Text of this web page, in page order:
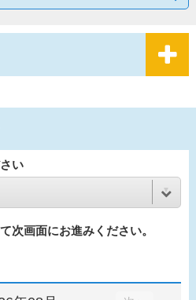
い
次画面にお進みください。